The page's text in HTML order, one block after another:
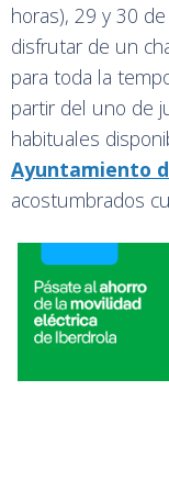
horas), 29 y 30
disfrutar de un
para toda la
partir del uno de
habituales
Ayuntamiento
acostumbrados